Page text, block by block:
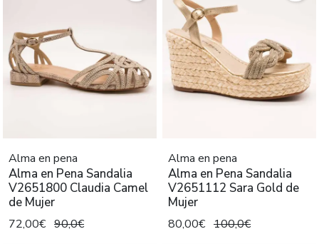
Alma en pena
Alma en Pena Sandalia
V2651800 Claudia Camel
de Mujer
72,00€ 90,0€
Alma en pena
Alma en Pena Sandalia
V2651112 Sara Gold de
Mujer
80,00€ 100,0€